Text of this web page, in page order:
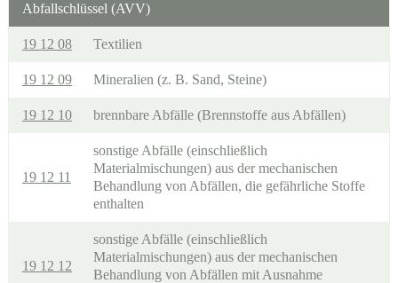
Abfallschlüssel (AVV)
19 12 08 Textilien
19 12 09 Mineralien (z. B. Sand, Steine)
19 12 10 brennbare Abfälle (Brennstoffe aus Abfällen)
19 12 11
sonstige Abfälle (einschließlich
Materialmischungen) aus der mechanischen
Behandlung von Abfällen, die gefährliche Stoffe
enthalten
19 12 12
sonstige Abfälle (einschließlich
Materialmischungen) aus der mechanischen
Behandlung von Abfällen mit Ausnahme